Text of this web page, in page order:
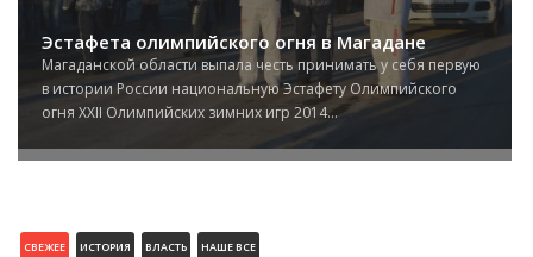
Эстафета олимпийского огня в Магадане
Магаданской области выпала честь принимать у себя первую
в истории России национальную Эстафету Олимпийского
огня XXII Олимпийских зимних игр 2014...
СВЕЖЕЕ ИСТОРИЯ ВЛАСТЬ НАШЕ ВСЕ